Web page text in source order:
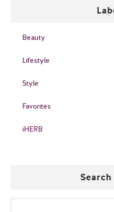
Beauty
Lifestyle
Style
Favorites
iHERB